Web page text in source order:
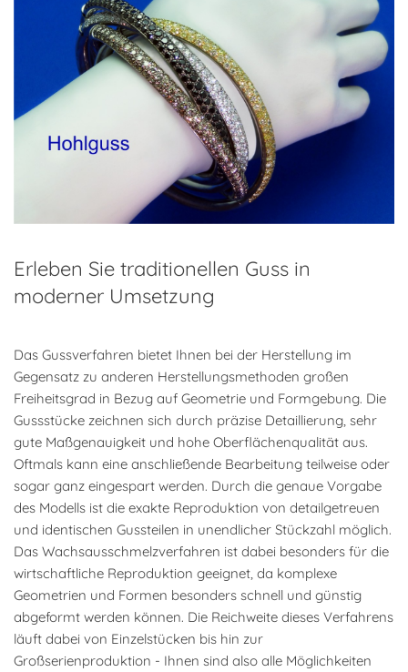
Erleben Sie traditionellen Guss in
moderner Umsetzung
Das Gussverfahren bietet Ihnen bei der Herstellung im
Gegensatz zu anderen Herstellungsmethoden großen
Freiheitsgrad in Bezug auf Geometrie und Formgebung. Die
Gussstücke zeichnen sich durch präzise Detaillierung, sehr
gute Maßgenauigkeit und hohe Oberflächenqualität aus.
Oftmals kann eine anschließende Bearbeitung teilweise oder
sogar ganz eingespart werden. Durch die genaue Vorgabe
des Modells ist die exakte Reproduktion von detailgetreuen
und identischen Gussteilen in unendlicher Stückzahl möglich.
Das Wachsausschmelzverfahren ist dabei besonders für die
wirtschaftliche Reproduktion geeignet, da komplexe
Geometrien und Formen besonders schnell und günstig
abgeformt werden können. Die Reichweite dieses Verfahrens
läuft dabei von Einzelstücken bis hin zur
Großserienproduktion - Ihnen sind also alle Möglichkeiten